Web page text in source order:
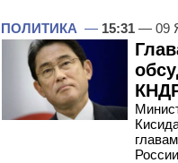
ПОЛИТИКА — 15:31 — 09